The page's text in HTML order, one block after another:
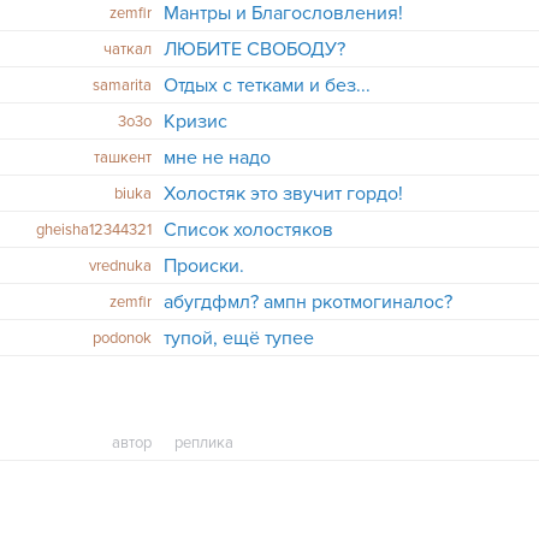
zemfir Мантры и Благословления!
чаткал ЛЮБИТЕ СВОБОДУ?
samarita Отдых с тетками и без...
3о3о Кризис
ташкент мне не надо
biuka Холостяк это звучит гордо!
gheisha12344321 Список холостяков
vrednuka Происки.
zemfir абугдфмл? ампн ркотмогиналос?
podonok тупой, ещё тупее
автор реплика